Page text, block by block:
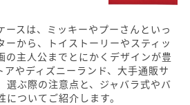
ースは、ミッキーやプーさんといっ
ーから、トイストーリーやスティッ
の主人公までとにかくデザインが豊
アやディズニーランド、大手通販サ
選ぶ際の注意点と、ジャバラ式やバ
ついてご紹介します。